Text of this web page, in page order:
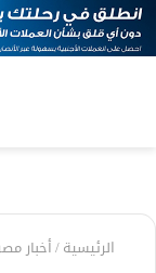
الرئيسية/أخبار